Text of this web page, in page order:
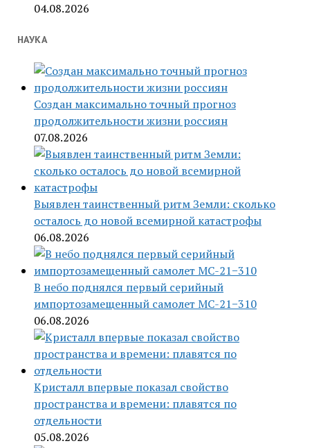
04.08.2026
НАУКА
Создан максимально точный прогноз
продолжительности жизни россиян
07.08.2026
Выявлен таинственный ритм Земли: сколько
осталось до новой всемирной катастрофы
06.08.2026
В небо поднялся первый серийный
импортозамещенный самолет МС-21−310
06.08.2026
Кристалл впервые показал свойство
пространства и времени: плавятся по
отдельности
05.08.2026